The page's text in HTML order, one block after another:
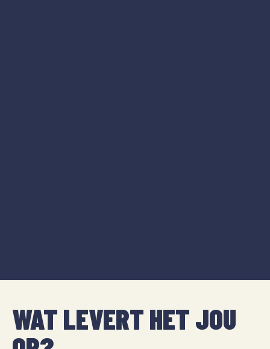
WAT LEVERT HET JOU